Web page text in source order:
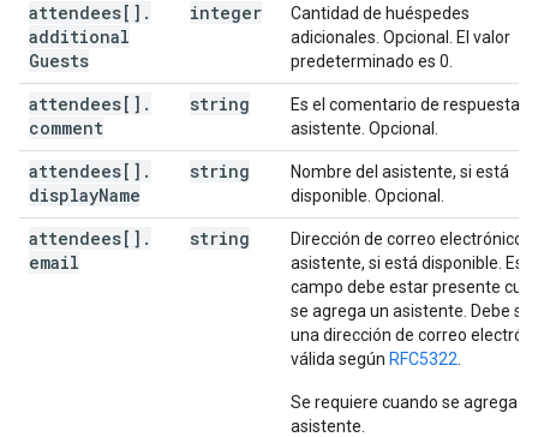
attendees[] .
additional
Guests
integer
Cantidad de huéspedes
adicionales. Opcional. El valor
predeterminado es 0.
attendees[] .
comment
string
Es el comentario de respuesta
asistente. Opcional.
attendees[] .
displayName
string
Nombre del asistente, si está
disponible. Opcional.
attendees[] .
email
string
Dirección de correo electrónico
asistente, si está disponible. Este
campo debe estar presente
se agrega un asistente. Debe ser
una dirección de correo
válida según RFC5322
Se requiere cuando se agrega
asistente.